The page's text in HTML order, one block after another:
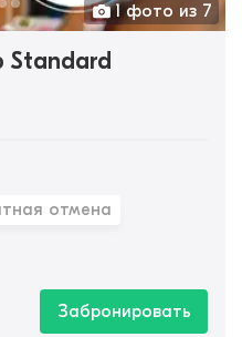
1 фото из 7
Standard
отмена
Забронировать